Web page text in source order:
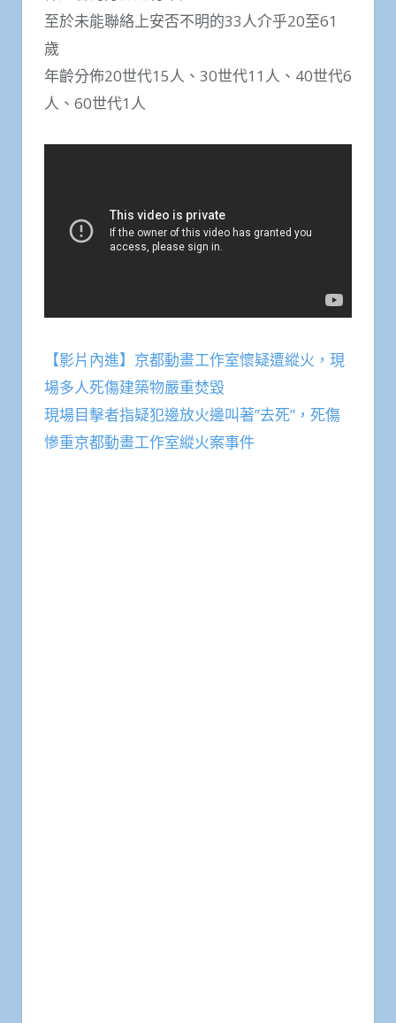
至於未能聯絡上安否不明的33人介乎20至61
歲
年齡分佈20世代15人、30世代11人、40世代6
人、60世代1人
【影片內進】京都動畫工作室懷疑遭縱火，現
場多人死傷建築物嚴重焚毀
現場目擊者指疑犯邊放火邊叫著”去死”，死傷
慘重京都動畫工作室縱火案事件